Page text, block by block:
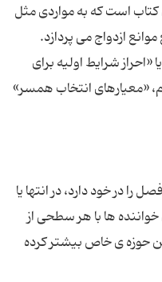
است که به مواردی مثل
شرایط اولیه برای
«معیارهای انتخاب همسر»
در خود دارد، در انتها یا
خواننده ها با هر سطحی از
حوزه ی خاص بیشتر کرده